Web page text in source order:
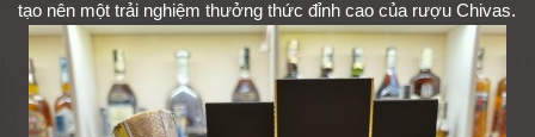
tạo nên một trải nghiệm thưởng thức đỉnh cao của rượu Chivas.